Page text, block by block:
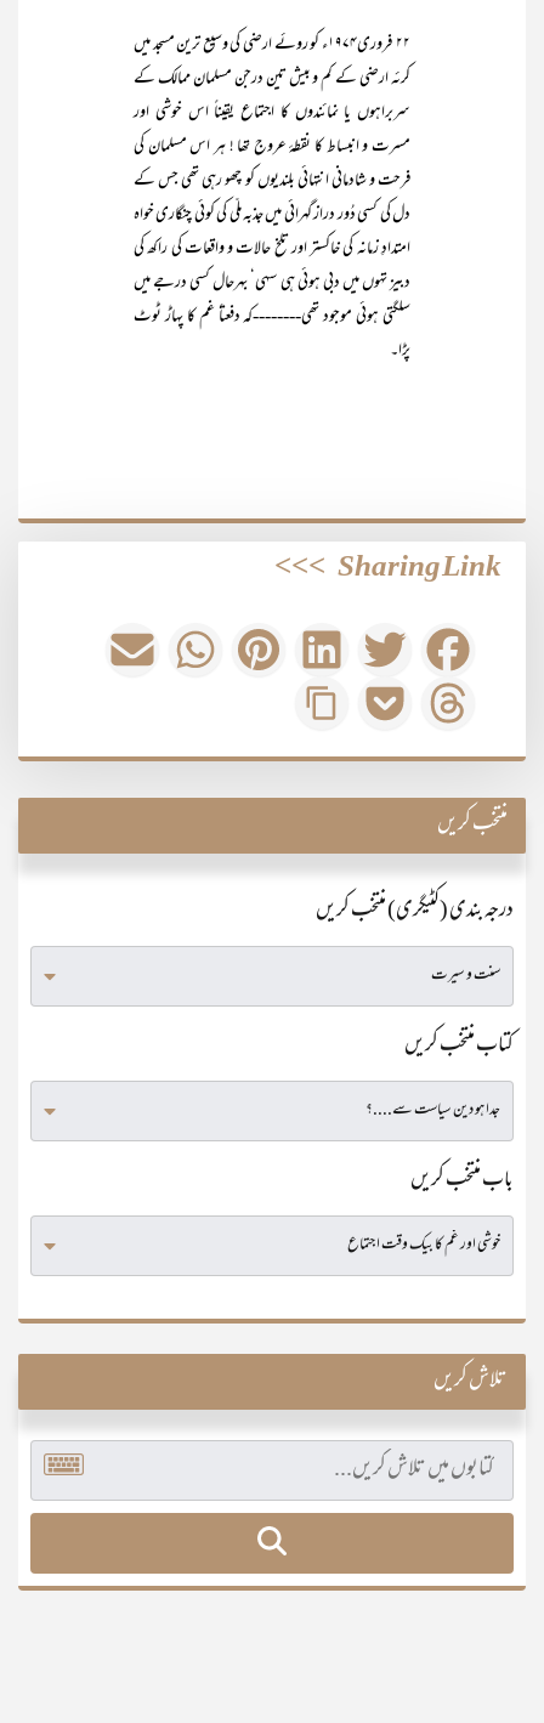
۲۲ فروری۱۹۷۴ء کو روئے ارضی کی وسیع ترین مسجد میں
کرئہ ارضی کے کم و بیش تین درجن مسلمان ممالک کے
سربراہوں یا نمائندوں کا اجتماع یقیناً اس خوشی اور
مسرت و انبساط کا نقطۂ عروج تھا ! ہر اس مسلمان کی
فرحت و شادمانی انتہائی بلندیوں کو چھو رہی تھی جس کے
دل کی کسی دُور دراز گہرائی میں جذبہ ملّی کی کوئی چنگاری خواہ
امتدادِ زمانہ کی خاکستر اور تلخ حالات و واقعات کی راکھ کی
دبیز تہوں میں دبی ہوئی ہی سہی‘ بہرحال کسی درجے میں
سلگتی ہوئی موجود تھی--------کہ دفعتاً غم کا پہاڑ ٹوٹ
پڑا۔
Sharing Link
>>>
منتخب کریں
درجہ بندی (کٹیگری) منتخب کریں
کتاب منتخب کریں
باب منتخب کریں
تلاش کریں